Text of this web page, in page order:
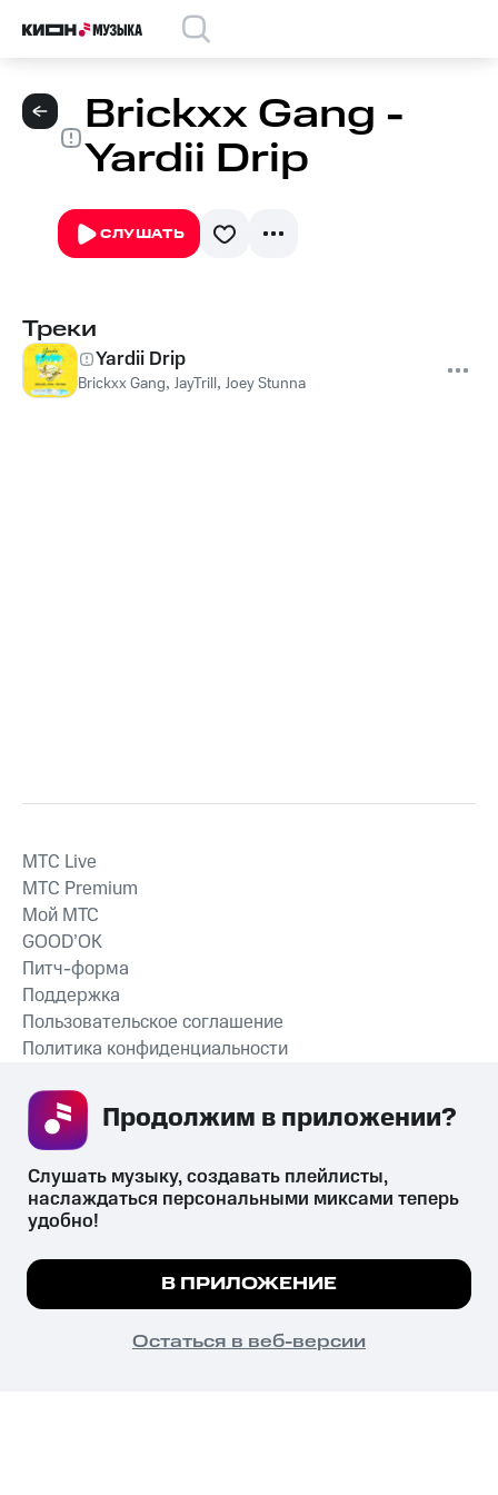
Brickxx Gang -
Yardii Drip
СЛУШАТЬ
Треки
Yardii Drip
Brickxx Gang, JayTrill, Joey Stunna
СКАЧАТЬ ПРИЛОЖЕНИЕ
MTС Live
MTС Premium
Мой МТС
GOOD’OK
Питч-форма
Поддержка
Пользовательское соглашение
Политика конфиденциальности
психотропных веществ, их аналогов причиняет вред здоровью,
их незаконный оборот запрещён и влечёт установленную
законодательством ответственность.
© 2026 ООО «КИОН».
Все права защищены
Мы используем куки, чтобы на сайте все
Подробнее
ПОНЯТНО
Слушать музыку, создавать плейлисты,
наслаждаться персональными миксами теперь
удобно!
В ПРИЛОЖЕНИЕ
Остаться в веб-версии